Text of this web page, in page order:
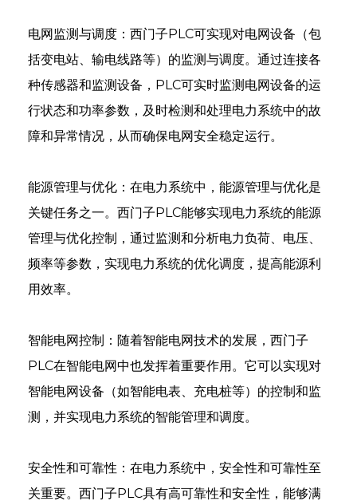
电网监测与调度：西门子PLC可实现对电网设备（包
括变电站、输电线路等）的监测与调度。通过连接各
种传感器和监测设备，PLC可实时监测电网设备的运
行状态和功率参数，及时检测和处理电力系统中的故
障和异常情况，从而确保电网安全稳定运行。
能源管理与优化：在电力系统中，能源管理与优化是
关键任务之一。西门子PLC能够实现电力系统的能源
管理与优化控制，通过监测和分析电力负荷、电压、
频率等参数，实现电力系统的优化调度，提高能源利
用效率。
智能电网控制：随着智能电网技术的发展，西门子
PLC在智能电网中也发挥着重要作用。它可以实现对
智能电网设备（如智能电表、充电桩等）的控制和监
测，并实现电力系统的智能管理和调度。
安全性和可靠性：在电力系统中，安全性和可靠性至
关重要。西门子PLC具有高可靠性和安全性，能够满